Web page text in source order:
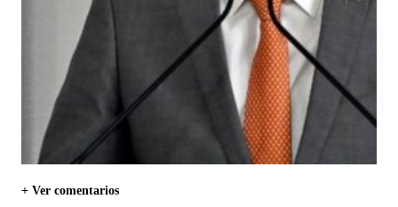
+ Ver comentarios